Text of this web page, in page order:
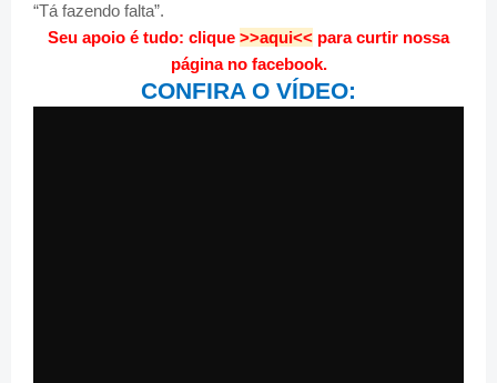
“Tá fazendo falta”.
Seu apoio é tudo: clique >>aqui<< para curtir nossa
página no facebook.
CONFIRA O VÍDEO: